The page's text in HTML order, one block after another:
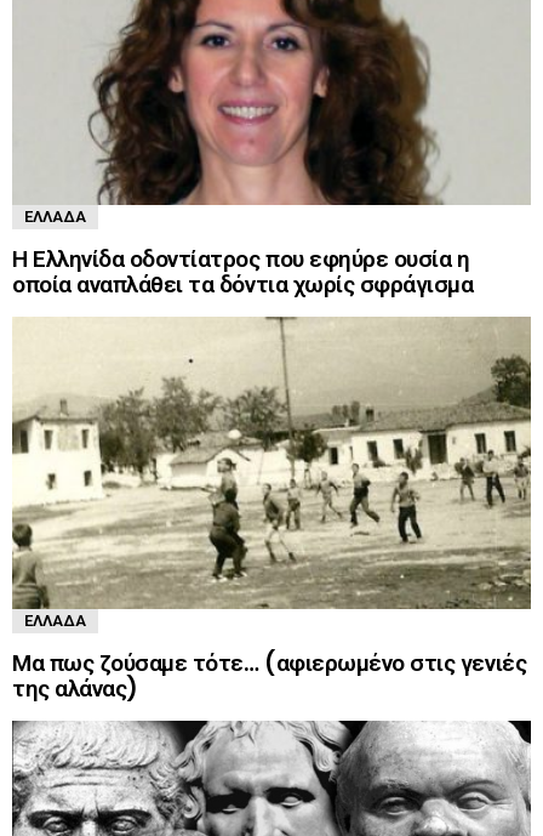
ΕΛΛΆΔΑ
Η Ελληνίδα οδοντίατρος που εφηύρε ουσία η
οποία αναπλάθει τα δόντια χωρίς σφράγισμα
ΕΛΛΆΔΑ
Μα πως ζούσαμε τότε… (αφιερωμένο στις γενιές
της αλάνας)